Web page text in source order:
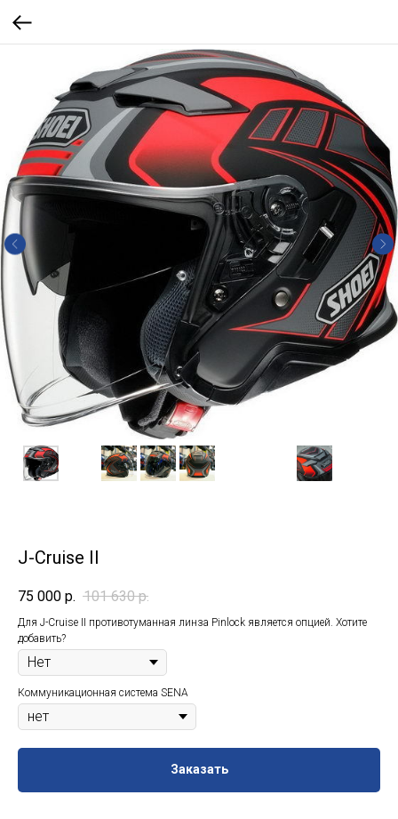
J-Cruise II
75 000 р. 101 630 р.
Для J-Cruise II противотуманная линза Pinlock является опцией. Хотите
добавить?
Коммуникационная система SENA
Заказать